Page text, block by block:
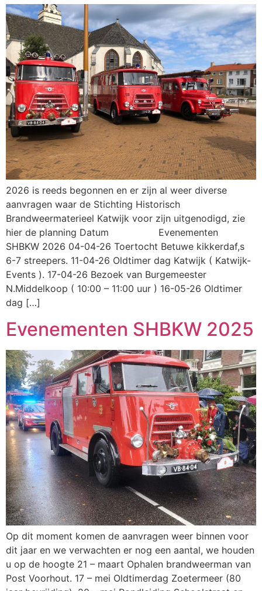
2026 is reeds begonnen en er zijn al weer diverse
aanvragen waar de Stichting Historisch
Brandweermaterieel Katwijk voor zijn uitgenodigd, zie
hier de planning Datum Evenementen
SHBKW 2026 04-04-26 Toertocht Betuwe kikkerdaf,s
6-7 streepers. 11-04-26 Oldtimer dag Katwijk ( Katwijk-
Events ). 17-04-26 Bezoek van Burgemeester
N.Middelkoop ( 10:00 – 11:00 uur ) 16-05-26 Oldtimer
dag […]
Evenementen SHBKW 2025
Op dit moment komen de aanvragen weer binnen voor
dit jaar en we verwachten er nog een aantal, we houden
u op de hoogte 21 – maart Ophalen brandweerman van
Post Voorhout. 17 – mei Oldtimerdag Zoetermeer (80